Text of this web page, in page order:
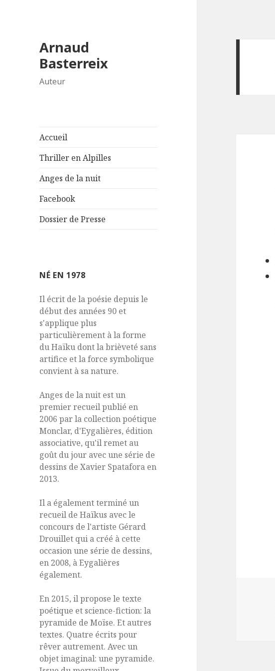
Arnaud
Basterreix
Auteur
Accueil
Thriller en Alpilles
Anges de la nuit
Facebook
Dossier de Presse
NÉ EN 1978
Il écrit de la poésie depuis le
début des années 90 et
s'applique plus
particulièrement à la forme
du Haïku dont la brièveté sans
artifice et la force symbolique
convient à sa nature.
Anges de la nuit est un
premier recueil publié en
2006 par la collection poétique
Monclar, d'Eygalières, édition
associative, qu'il remet au
goût du jour avec une série de
dessins de Xavier Spatafora en
2013.
Il a également terminé un
recueil de Haïkus avec le
concours de l'artiste Gérard
Drouillet qui a créé à cette
occasion une série de dessins,
en 2008, à Eygalières
également.
En 2015, il propose le texte
poétique et science-fiction: la
pyramide de Moïse. Et autres
textes. Quatre écrits pour
rêver autrement. Avec un
objet imaginal: une pyramide.